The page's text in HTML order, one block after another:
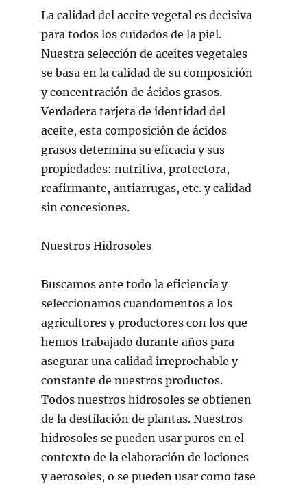
La calidad del aceite vegetal es decisiva
para todos los cuidados de la piel.
Nuestra selección de aceites vegetales
se basa en la calidad de su composición
y concentración de ácidos grasos.
Verdadera tarjeta de identidad del
aceite, esta composición de ácidos
grasos determina su eficacia y sus
propiedades: nutritiva, protectora,
reafirmante, antiarrugas, etc. y calidad
sin concesiones.
Nuestros Hidrosoles
Buscamos ante todo la eficiencia y
seleccionamos cuandomentos a los
agricultores y productores con los que
hemos trabajado durante años para
asegurar una calidad irreprochable y
constante de nuestros productos.
Todos nuestros hidrosoles se obtienen
de la destilación de plantas. Nuestros
hidrosoles se pueden usar puros en el
contexto de la elaboración de lociones
y aerosoles, o se pueden usar como fase